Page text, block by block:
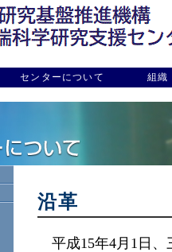
センターについて 組織
沿革
平成15年4月1日、